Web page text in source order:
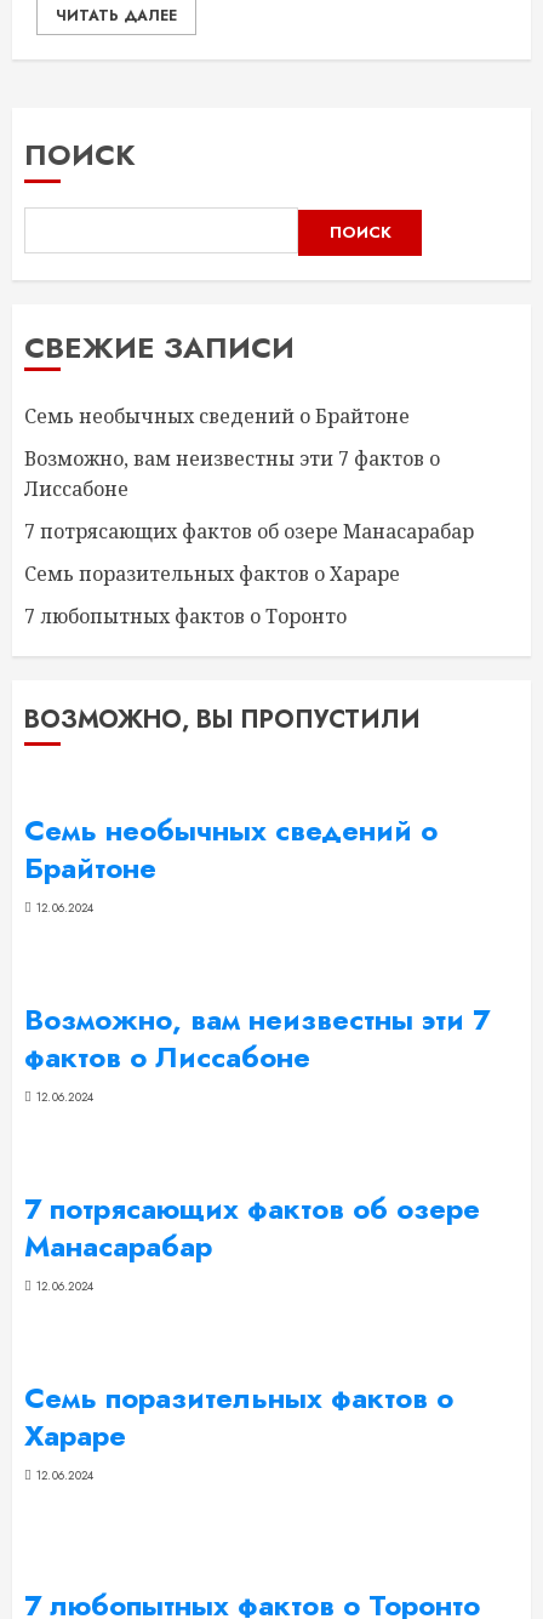
ЧИТАТЬ ДАЛЕЕ
ПОИСК
ПОИСК
СВЕЖИЕ ЗАПИСИ
Семь необычных сведений о Брайтоне
Возможно, вам неизвестны эти 7 фактов о
Лиссабоне
7 потрясающих фактов об озере Манасарабар
Семь поразительных фактов о Хараре
7 любопытных фактов о Торонто
ВОЗМОЖНО, ВЫ ПРОПУСТИЛИ
Семь необычных сведений о
Брайтоне
12.06.2024
Возможно, вам неизвестны эти 7
фактов о Лиссабоне
12.06.2024
7 потрясающих фактов об озере
Манасарабар
12.06.2024
Семь поразительных фактов о
Хараре
12.06.2024
7 любопытных фактов о Торонто